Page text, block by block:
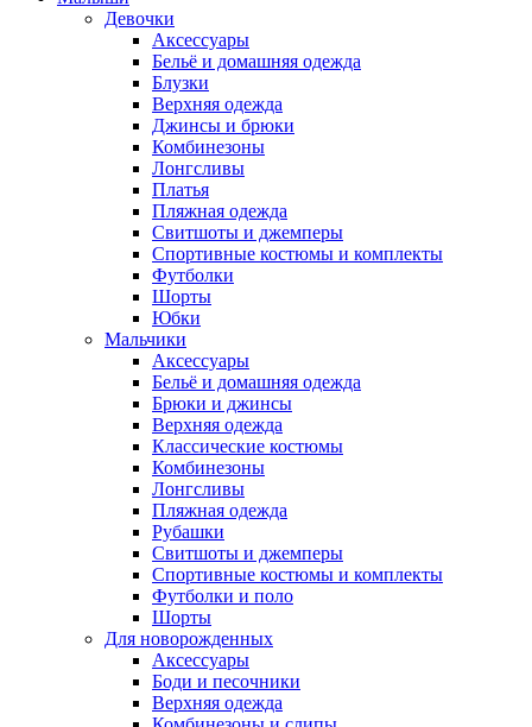
Девочки
Аксессуары
Бельё и домашняя одежда
Блузки
Верхняя одежда
Джинсы и брюки
Комбинезоны
Лонгсливы
Платья
Пляжная одежда
Свитшоты и джемперы
Спортивные костюмы и комплекты
Футболки
Шорты
Юбки
Мальчики
Аксессуары
Бельё и домашняя одежда
Брюки и джинсы
Верхняя одежда
Классические костюмы
Комбинезоны
Лонгсливы
Пляжная одежда
Рубашки
Свитшоты и джемперы
Спортивные костюмы и комплекты
Футболки и поло
Шорты
Для новорожденных
Аксессуары
Боди и песочники
Верхняя одежда